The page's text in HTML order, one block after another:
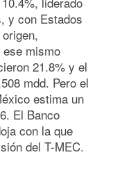
y con Estados
mismo
21.8% y el
mdd. Pero el
estima un
El Banco
con la que
del T-MEC.